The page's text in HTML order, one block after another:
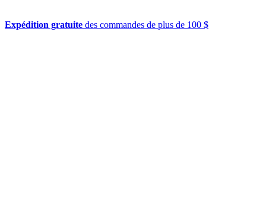
Expédition gratuite des commandes de plus de 100 $